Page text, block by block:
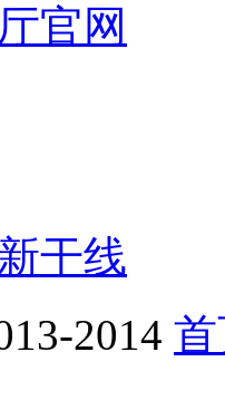
官网
干线
2014